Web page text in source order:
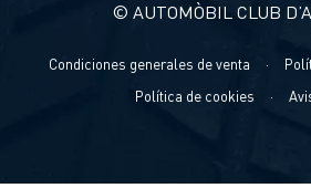
© AUTOMÒBIL CLUB
Condiciones generales de venta ·
Política de cookies
·